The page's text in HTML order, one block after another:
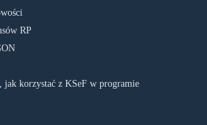
RP
jak korzystać z KSeF w programie